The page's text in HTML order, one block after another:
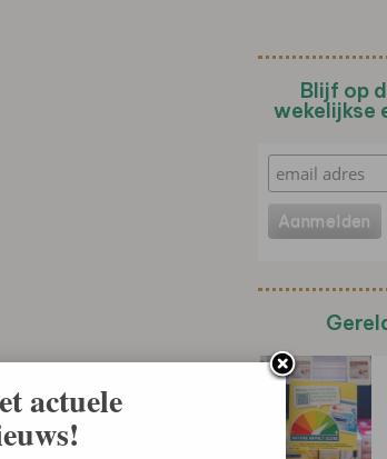
Blijf op
wekelijkse
actuele